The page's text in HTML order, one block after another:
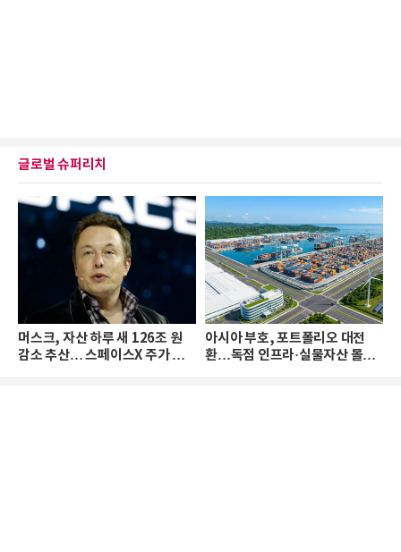
글로벌 슈퍼리치
머스크, 자산 하루 새 126조 원
감소 추산… 스페이스X 주가 하
아시아 부호, 포트폴리오 대전
환…독점 인프라·실물자산 몰린